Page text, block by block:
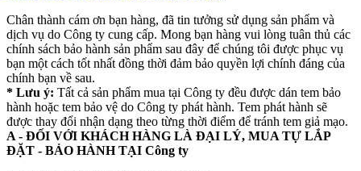
Chân thành cám ơn bạn hàng, đã tin tưởng sử dụng sản phẩm và
dịch vụ do Công ty cung cấp. Mong bạn hàng vui lòng tuân thủ các
chính sách bảo hành sản phẩm sau đây để chúng tôi được phục vụ
bạn một cách tốt nhất đồng thời đảm bảo quyền lợi chính đáng của
chính bạn về sau.
* Lưu ý: Tất cả sản phẩm mua tại Công ty đều được dán tem bảo
hành hoặc tem bảo vệ do Công ty phát hành. Tem phát hành sẽ
được thay đổi nhận dạng theo từng thời điểm để tránh tem giả mạo.
A - ĐỐI VỚI KHÁCH HÀNG LÀ ĐẠI LÝ, MUA TỰ LẮP
ĐẶT - BẢO HÀNH TẠI Công ty